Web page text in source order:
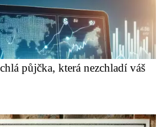
půjčka, která nezchladí váš